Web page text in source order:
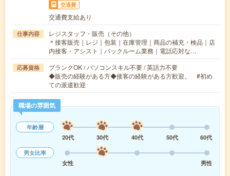
交通費
交通費支給あり
仕事内容
レジスタッフ・販売（その他）
＊接客販売｜レジ｜包装｜在庫管理｜商品の補充・検品｜店
内接客・アシスト｜バックルーム業務｜電話応対な…
応募資格
ブランクOK / パソコンスキル不要 / 英語力不要
◆販売の経験がある方◆接客の経験がある方歓迎。 #初め
ての派遣歓迎
職場の雰囲気
年齢層
20代
30代 40代 50代
60代
男女比率
女性
男性